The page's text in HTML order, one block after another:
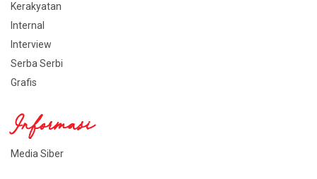
Kerakyatan
Internal
Interview
Serba Serbi
Grafis
Informasi
Media Siber